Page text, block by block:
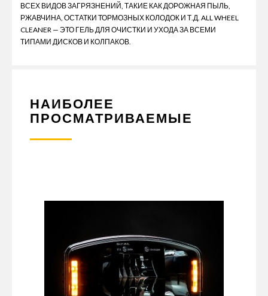
ВСЕХ ВИДОВ ЗАГРЯЗНЕНИЙ, ТАКИЕ КАК ДОРОЖНАЯ ПЫЛЬ,
РЖАВЧИНА, ОСТАТКИ ТОРМОЗНЫХ КОЛОДОК И Т.Д. ALL WHEEL
CLEANER — ЭТО ГЕЛЬ ДЛЯ ОЧИСТКИ И УХОДА ЗА ВСЕМИ
ТИПАМИ ДИСКОВ И КОЛПАКОВ.
НАИБОЛЕЕ
ПРОСМАТРИВАЕМЫЕ